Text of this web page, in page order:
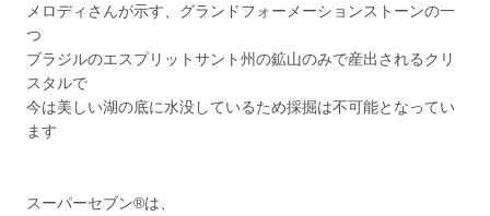
メロディさんが示す、グランドフォーメーションストーンの一
つ
ブラジルのエスプリットサント州の鉱山のみで産出されるクリ
スタルで
今は美しい湖の底に水没しているため採掘は不可能となってい
ます
スーパーセブン®は、